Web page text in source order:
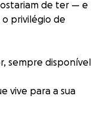
de ter — e
o privilégio de
sempre disponível
vive para a sua